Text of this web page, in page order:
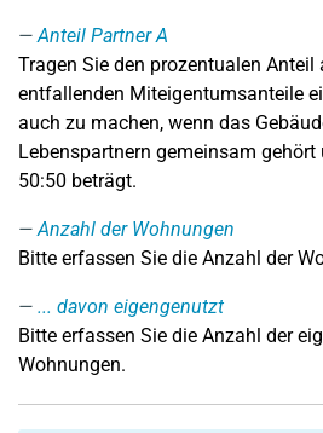
Anteil Partner A
Tragen Sie den prozentualen Anteil
entfallenden Miteigentumsanteile
auch zu machen, wenn das
Lebenspartnern gemeinsam
50:50 beträgt.
Anzahl der Wohnungen
Bitte erfassen Sie die Anzahl der
... davon eigengenutzt
Bitte erfassen Sie die Anzahl der
Wohnungen.